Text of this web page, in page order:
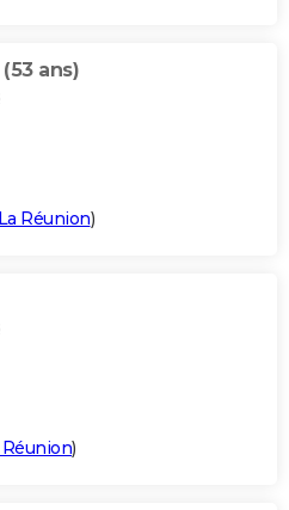
(53 ans)
Réunion)
Réunion)